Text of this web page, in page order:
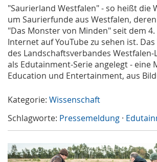
"Saurierland Westfalen" - so heißt die
um Saurierfunde aus Westfalen,
"Das Monster von Minden" seit dem
Internet auf YouTube zu sehen ist.
des Landschaftsverbandes Westfalen-
als Edutainment-Serie angelegt - eine
Education und Entertainment, aus
Kategorie: Wissenschaft
Schlagworte: Pressemeldung ·